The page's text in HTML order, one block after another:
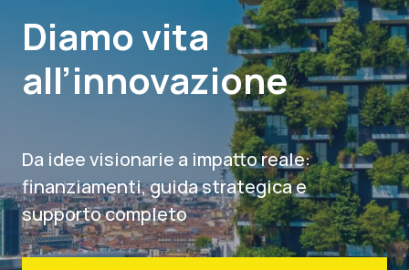
Diamo vita
all’innovazione
Da idee visionarie a impatto reale:
finanziamenti, guida strategica e
supporto completo